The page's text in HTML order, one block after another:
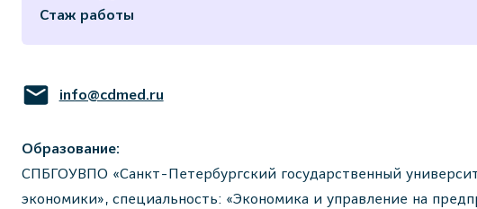
Стаж работы
info@cdmed.ru
Образование:
СПБГОУВПО «Санкт-Петербургский государственный
экономики», специальность: «Экономика и управление на